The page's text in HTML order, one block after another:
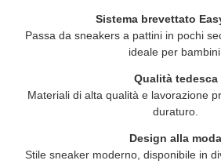
Sistema brevettato
Passa da sneakers a pattini in pochi
ideale per bambini.
Qualità tedesca
Materiali di alta qualità e lavorazione
duraturo.
Design alla moda
Stile sneaker moderno, disponibile in